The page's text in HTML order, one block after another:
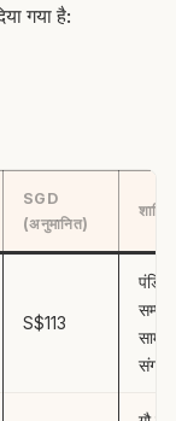
गया है:
SGD
(अनुमानित)
शामिल
S$113
संगम